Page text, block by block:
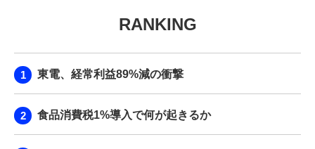
LIFE ENDING JOURNAL
BPaaS JOURNAL
RANKING
東電、経常利益89%減の衝撃
食品消費税1%導入で何が起きるか